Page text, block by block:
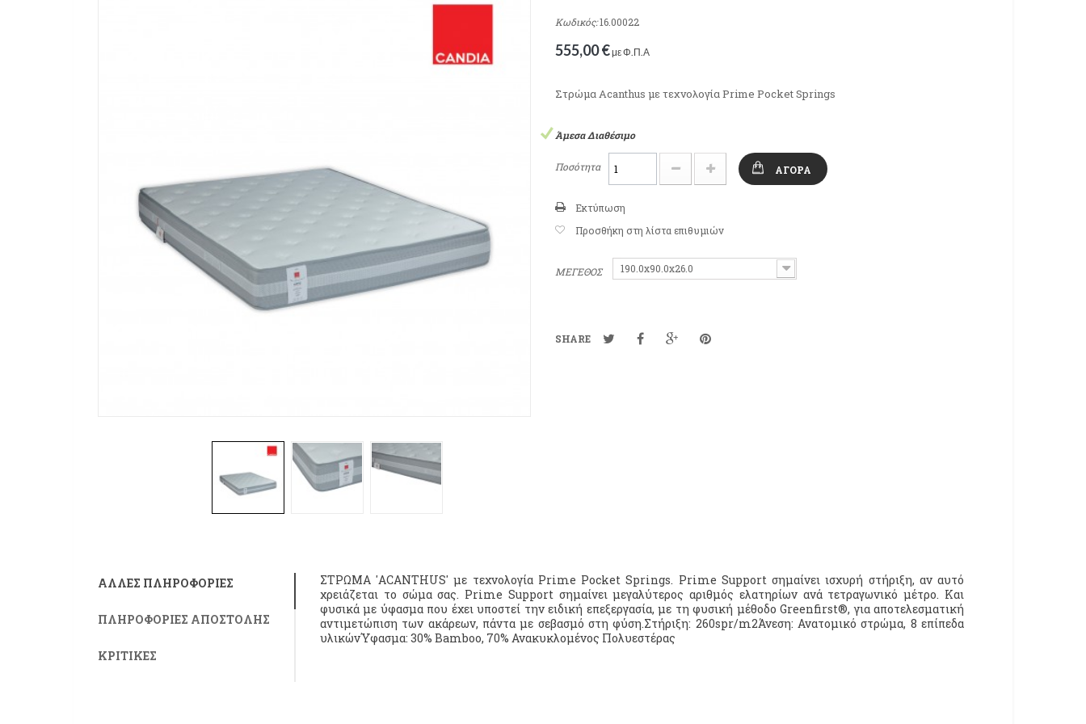
Κωδικός:16.00022
555,00 €με Φ.Π.Α
Στρώμα Acanthus με τεχνολογία Prime Pocket Springs
Άμεσα Διαθέσιμο
Ποσότητα ΑΓΟΡΆ
Εκτύπωση
Προσθήκη στη λίστα επιθυμιών
ΜΕΓΕΘΟΣ 190.0x90.0x26.0
SHARE
ΆΛΛΕΣ ΠΛΗΡΟΦΟΡΊΕΣ
ΠΛΗΡΟΦΟΡΊΕΣ ΑΠΟΣΤΟΛΉΣ
ΚΡΙΤΙΚΈΣ
ΣΤΡΩΜΑ 'ACANTHUS' με τεχνολογία Prime Pocket Springs. Prime Support σημαίνει ισχυρή στήριξη, αν αυτό
χρειάζεται το σώμα σας. Prime Support σημαίνει μεγαλύτερος αριθμός ελατηρίων ανά τετραγωνικό μέτρο. Και
φυσικά με ύφασμα που έχει υποστεί την ειδική επεξεργασία, με τη φυσική μέθοδο Greenfirst®, για αποτελεσματική
αντιμετώπιση των ακάρεων, πάντα με σεβασμό στη φύση.Στήριξη: 260spr/m2Άνεση: Ανατομικό στρώμα, 8 επίπεδα
υλικώνΎφασμα: 30% Bamboo, 70% Ανακυκλομένος Πολυεστέρας